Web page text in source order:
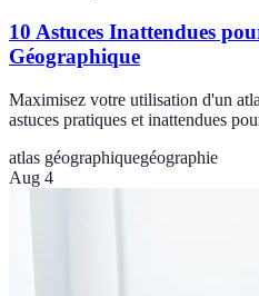
10 Astuces Inattendues
Géographique
Maximisez votre utilisation d'un
astuces pratiques et inattendues
atlas géographiquegéographie
Aug 4